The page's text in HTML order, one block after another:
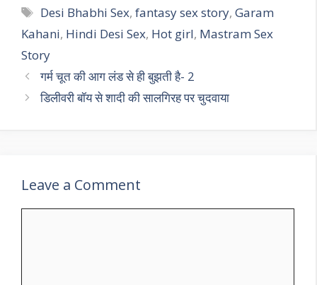
Tags
Desi Bhabhi Sex,fantasy sex story,Garam
Kahani, Hindi Desi Sex, Hot girl, Mastram Sex
Story
गर्म चूत की आग लंड से ही बुझती है- 2
डिलीवरी बॉय से शादी की सालगिरह पर चुदवाया
Leave a Comment